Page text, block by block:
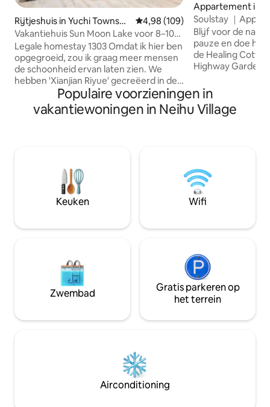
Rijtjeshuis in Yuchi Townshi
p
Gemiddelde beoordeling van
4,98 (109)
Vakantiehuis Sun Moon Lake voor 8–10
personen, privé, met overdekte
parkeerplaats en oplaadpunt voor
elektrische auto's
Legale homestay 1303 Omdat ik hier ben
opgegroeid, zou ik graag meer mensen
de schoonheid ervan laten zien. We
hebben 'Xianjian Riyue' gecreëerd in de
hoop dat elke gast die komt een
aangenaam, comfortabel en huiselijk
verblijf zal hebben. 📍 Super handig om
om uit te kiezen. 🚗 Geweldige locatie,
super makkelijk Vanaf *
[Appartementruimte.Sun Moon Lake]
Vertrek, 8 minuten naar Sun Moon Lake.
rijden, Of sta 's ochtends op het meer
die veel vrienden zijn komen zeggen. 6
minuten naar het andere uiteinde, het is
het Jiuzu Cultureel Dorp. Als je kinderen
hebt, kun je hier de hele dag niet
ontspannen, kun je ook de Sun Moon
vreemden "Xiayu Leisure.Sun and
Moon" ontvangt alleen jou en je
vrienden die op dezelfde dag inchecken.
Appartement in
Soulstay ｜
｜Dichtbij
Sightseeing
Blijf voor de
pauze en doe het rustig
de Healing
Highway
van het comfort
tijd van een klein stadje.
gelegen naast
stadje. ▶Kenmerken van de
accommodatie Twee standaard
slaapkamers met
een slaapkamer
woonkamer,
waterkoker,
handdoeken en
tandenborstels
hygiëneartikelen) Aangrenzende
parkeergarage ▶ Ervaring bij aankomst
Perfect voor
Populaire voorzieningen in
vakantiewoningen in Neihu Village
Keuken Wifi
Zwembad
Gratis parkeren op
het terrein
Airconditioning